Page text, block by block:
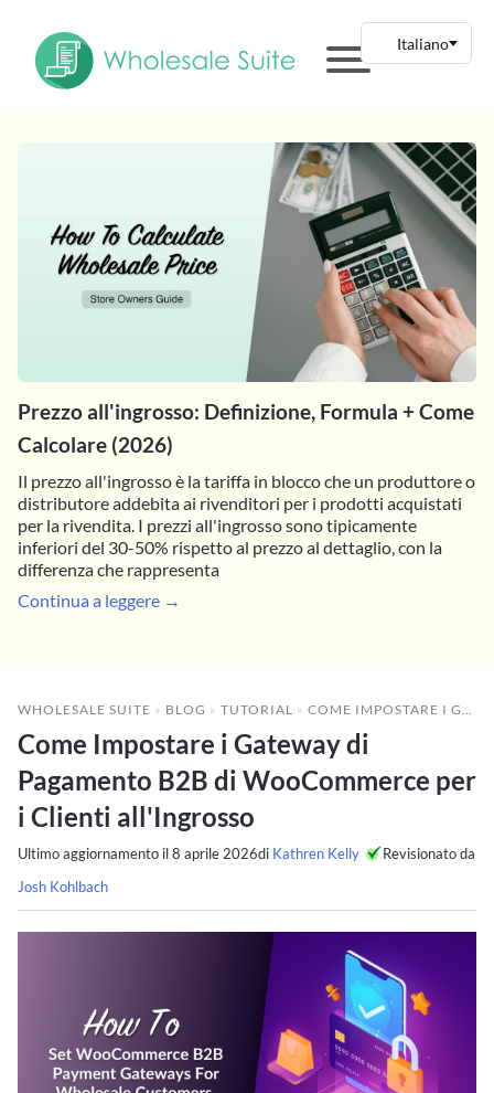
Prezzo all'ingrosso: Definizione, Formula + Come
Calcolare (2026)
Il prezzo all'ingrosso è la tariffa in blocco che un produttore o
distributore addebita ai rivenditori per i prodotti acquistati
per la rivendita. I prezzi all'ingrosso sono tipicamente
inferiori del 30-50% rispetto al prezzo al dettaglio, con la
differenza che rappresenta
Continua a leggere →
WHOLESALE SUITE » BLOG » TUTORIAL » COME IMPOSTARE I GATEWAY DI PAGAMENTO B2B DI WOOCOMMERCE PER I CLIENTI ALL'INGROSSO
Come Impostare i Gateway di
Pagamento B2B di WooCommerce per
i Clienti all'Ingrosso
Ultimo aggiornamento il8 aprile 2026di Kathren Kelly
Revisionato da
Josh Kohlbach